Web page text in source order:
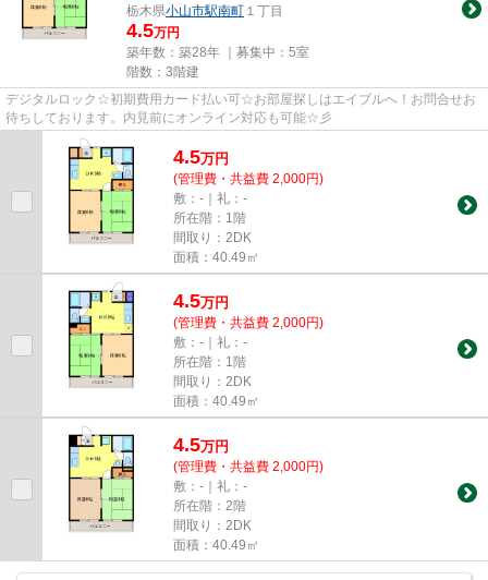
栃木県小山市駅南町 １丁目
4.5万円
築年数：築28年 ｜募集中： 5室
階数：3階建
デジタルロック☆初期費用カード払い可☆お部屋探しはエイブルへ！お問合せお
待ちしております。内見前にオンライン対応も可能☆彡
4.5万円
(管理費・共益費 2,000円)
敷：-｜礼：-
所在階：1階
間取り：2DK
面積：40.49㎡
4.5万円
(管理費・共益費 2,000円)
敷：-｜礼：-
所在階：1階
間取り：2DK
面積：40.49㎡
4.5万円
(管理費・共益費 2,000円)
敷：-｜礼：-
所在階：2階
間取り：2DK
面積：40.49㎡